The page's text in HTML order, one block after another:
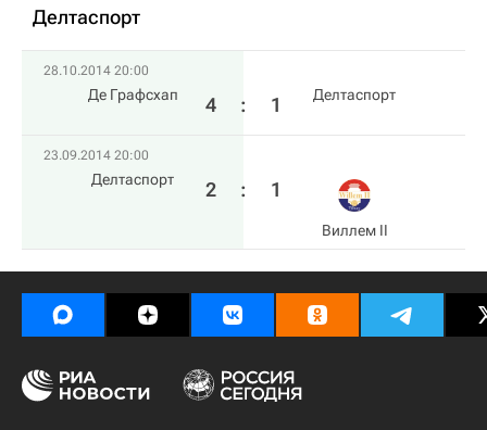
Делтаспорт
28.10.2014 20:00
Де Графсхап 4 : 1 Делтаспорт
23.09.2014 20:00
Делтаспорт 2 : 1
Виллем II